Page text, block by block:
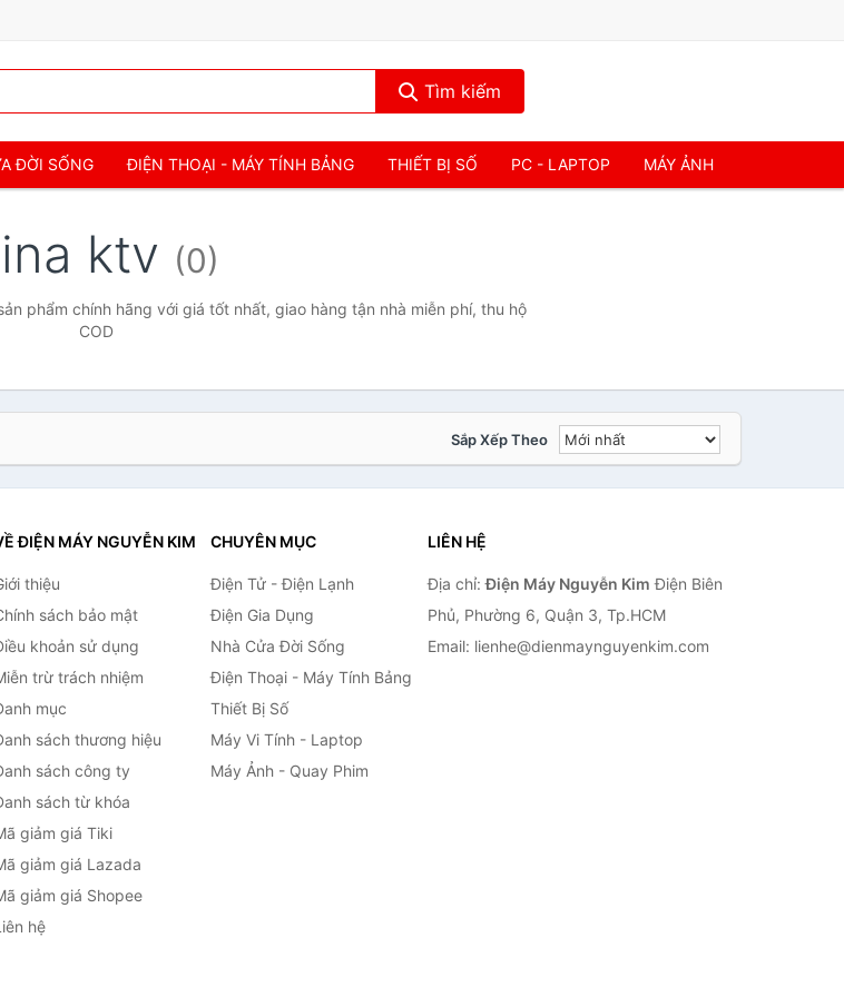
Tìm kiếm
ĐỜI SỐNG ĐIỆN THOẠI - MÁY TÍNH BẢNG THIẾT BỊ SỐ PC - LAPTOP MÁY ẢNH
ktv (0)
phẩm chính hãng với giá tốt nhất, giao hàng tận nhà miễn phí, thu hộ
COD
Sắp Xếp Theo
ĐIỆN MÁY NGUYỄN KIM
thiệu
sách bảo mật
khoản sử dụng
trừ trách nhiệm
mục
sách thương hiệu
sách công ty
sách từ khóa
giảm giá Tiki
giảm giá Lazada
giảm giá Shopee
hệ
CHUYÊN MỤC
Điện Tử - Điện Lạnh
Điện Gia Dụng
Nhà Cửa Đời Sống
Điện Thoại - Máy Tính Bảng
Thiết Bị Số
Máy Vi Tính - Laptop
Máy Ảnh - Quay Phim
LIÊN HỆ
Địa chỉ:Điện Máy Nguyễn Kim Điện Biên
Phủ, Phường 6, Quận 3, Tp.HCM
Email: lienhe@dienmaynguyenkim.com